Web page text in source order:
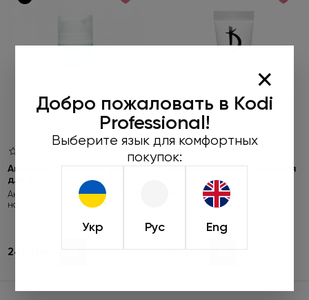
×
Добро пожаловать в Kodi
Professional!
Выберите язык для комфортных
покупок:
Укр Рус Eng
Антибактериальный крем
для ног
Антибактериальный крем для
ног с триклозаном, 100 мл
240 грн Купить
Регенерирующий крем для
Регенерирующий крем для
ног с пантенолом, 8 мл
32 грн Купить